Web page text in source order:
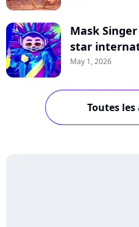
Mask
star
May 1, 2026
Toutes